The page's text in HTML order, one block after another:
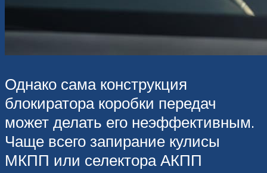
Однако сама конструкция
блокиратора коробки передач
может делать его неэффективным.
Чаще всего запирание кулисы
МКПП или селектора АКПП